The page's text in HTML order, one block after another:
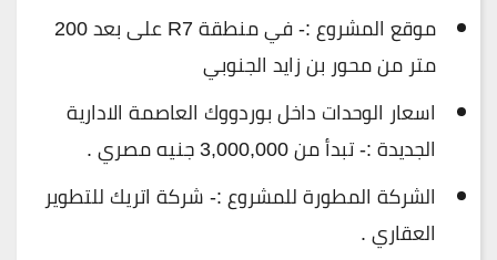
موقع المشروع :- في منطقة R7 على بعد 200
متر من محور بن زايد الجنوبي
اسعار الوحدات داخل بوردووك العاصمة الادارية
الجديدة :- تبدأ من 3,000,000 جنيه مصري .
الشركة المطورة للمشروع :- شركة اتريك للتطوير
العقاري .